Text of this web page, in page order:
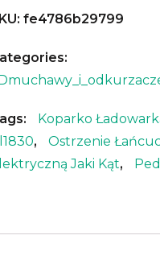
fe4786b29799
Koparko
,
Ostrzenie
Jaki Kąt,